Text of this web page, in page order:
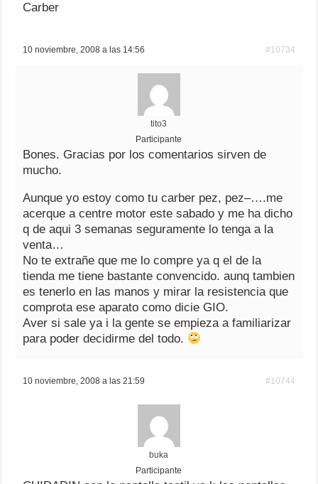
Carber
10 noviembre, 2008 a las 14:56 #10734
tito3
Participante
Bones. Gracias por los comentarios sirven de
mucho.
Aunque yo estoy como tu carber pez, pez–….me
acerque a centre motor este sabado y me ha dicho
q de aqui 3 semanas seguramente lo tenga a la
venta…
No te extrañe que me lo compre ya q el de la
tienda me tiene bastante convencido. aunq tambien
es tenerlo en las manos y mirar la resistencia que
comprota ese aparato como dicie GIO.
Aver si sale ya i la gente se empieza a familiarizar
para poder decidirme del todo.
10 noviembre, 2008 a las 21:59 #10744
buka
Participante